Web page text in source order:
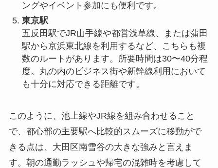
ングやイベント参加にも便利です。
東京駅
五反田駅でJR山手線や都営浅草線、または蒲田
駅から京浜東北線を利用するなど、こちらも複
数のルートがあります。所要時間は30〜40分程
度。丸の内のビジネス街や新幹線利用において
も十分に対応できる距離です。
このように、池上線やJR線を組み合わせること
で、都心部の主要駅へ比較的スムーズに移動がで
きる点は、大田区南雪谷の大きな強みと言えま
す。朝の通勤ラッシュや帰宅の混雑時を考慮して